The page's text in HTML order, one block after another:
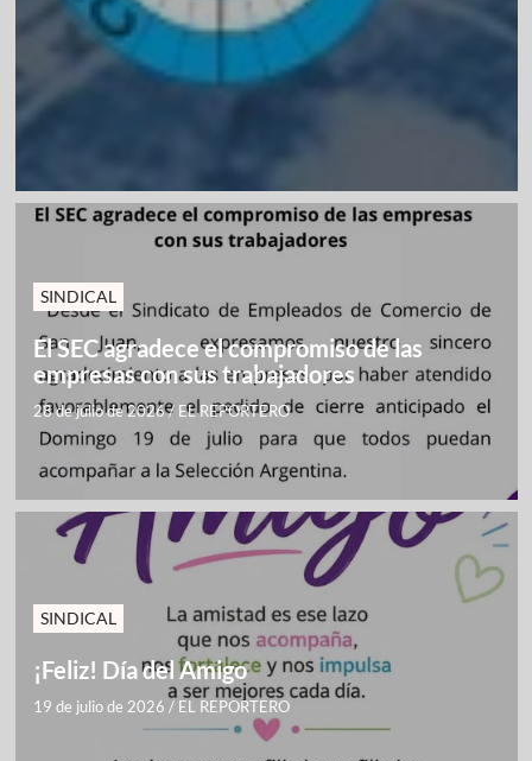
SINDICAL
El SEC agradece el compromiso de las
empresas con sus trabajadores
28 de julio de 2026/ EL REPORTERO
SINDICAL
¡Feliz! Día del Amigo
19 de julio de 2026 / EL REPORTERO